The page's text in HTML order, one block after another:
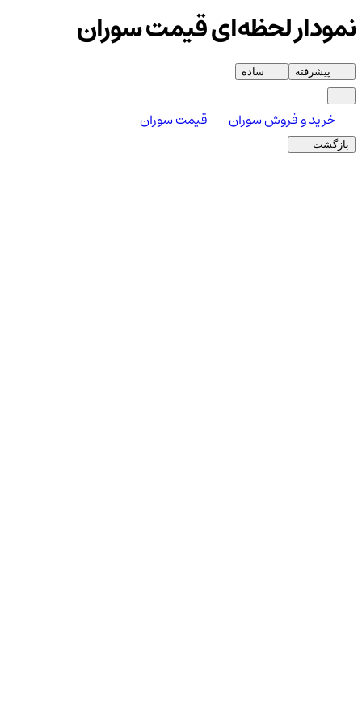
نمودار لحظه‌ای قیمت سوران
پیشرفته ساده
خرید و فروش سوران قیمت سوران
بازگشت